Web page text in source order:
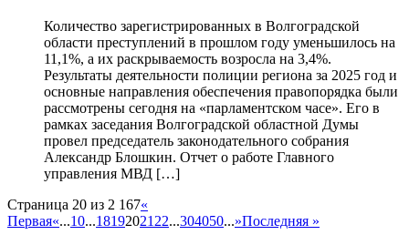
Количество зарегистрированных в Волгоградской
области преступлений в прошлом году уменьшилось на
11,1%, а их раскрываемость возросла на 3,4%.
Результаты деятельности полиции региона за 2025 год и
основные направления обеспечения правопорядка были
рассмотрены сегодня на «парламентском часе». Его в
рамках заседания Волгоградской областной Думы
провел председатель законодательного собрания
Александр Блошкин. Отчет о работе Главного
управления МВД […]
Страница 20 из 2 167«
Первая«...10...18192021 22...304050...»Последняя »